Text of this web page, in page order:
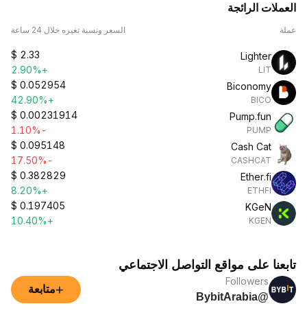
العملات الرائجة
عملة السعر ونسبة تغيره خلال 24 ساعة
Lighter
LIT
$ 2.33
+2.90%
Biconomy
BICO
$ 0.052954
+42.90%
Pump.fun
PUMP
$ 0.00231914
-1.10%
Cash Cat
CASHCAT
$ 0.095148
-17.50%
Ether.fi
ETHFI
$ 0.382829
+8.20%
KGeN
KGEN
$ 0.197405
+10.40%
تابعنا على مواقع التواصل الاجتماعي
Followers
@BybitArabia
+متابعة